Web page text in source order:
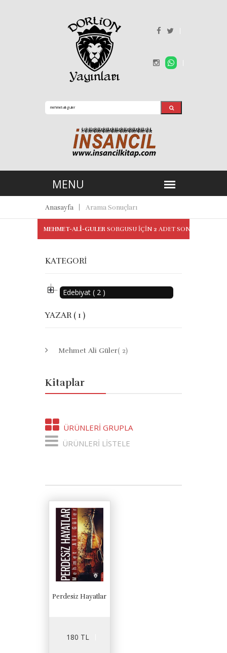
Anasayfa Arama Sonuçları
MEHMET-ALI-GULER SORGUSU IÇIN 2 ADET SONUÇ
KATEGORI
Edebiyat ( 2 )
YAZAR ( 1 )
Mehmet Ali Güler( 2)
Kitaplar
ÜRÜNLERI GRUPLA
ÜRÜNLERI LISTELE
Perdesiz Hayatlar
180 TL